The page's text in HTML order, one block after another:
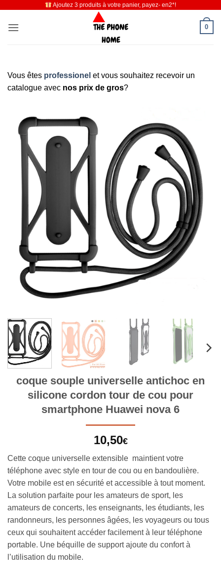
contenu
Ajoutez 3 produits à votre panier, payez- en2*!
0
Vous êtes professionel et vous souhaitez recevoir un
catalogue avec nos prix de gros?
coque souple universelle antichoc en
silicone cordon tour de cou pour
smartphone Huawei nova 6
10,50€
Cette coque universelle extensible maintient votre
téléphone avec style en tour de cou ou en bandoulière.
Votre mobile est en sécurité et accessible à tout moment.
La solution parfaite pour les amateurs de sport, les
amateurs de concerts, les enseignants, les étudiants, les
randonneurs, les personnes âgées, les voyageurs ou tous
ceux qui souhaitent accéder facilement à leur téléphone
portable. Une béquille de support ajoute du confort à
l’utilisation du mobile.